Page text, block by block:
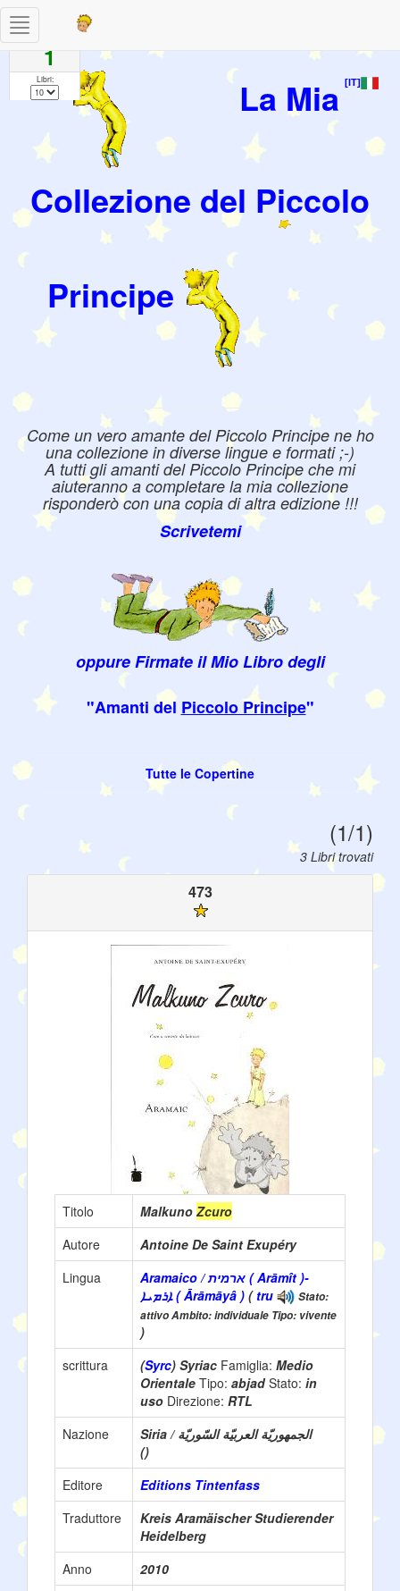
[IT]
La Mia
Collezione del Piccolo
Principe
Come un vero amante del Piccolo Principe ne ho
una collezione in diverse lingue e formati ;-)
A tutti gli amanti del Piccolo Principe che mi
aiuteranno a completare la mia collezione
risponderò con una copia di altra edizione !!!
Scrivetemi
oppure Firmate il Mio Libro degli
"Amanti del Piccolo Principe"
Tutte le Copertine
Toggle
navigation
(1/1)
3 Libri trovati
Pagine
1
Libri:
473
Titolo Malkuno Zcuro
Autore
Antoine De Saint Exupéry
Lingua
Aramaico / ארמית ( Arāmît )-
ܐܪܡܝܐ ( Ārāmāyâ ) ( tru
Stato:
attivo Ambito: individuale Tipo: vivente
)
scrittura
(Syrc) Syriac Famiglia: Medio
Orientale Tipo: abjadStato: in
uso Direzione: RTL
Nazione
Siria / الجمهوريّة العربيّة السّوريّة
()
Editore
Editions Tintenfass
Traduttore
Kreis Aramäischer Studierender
Heidelberg
Anno
2010